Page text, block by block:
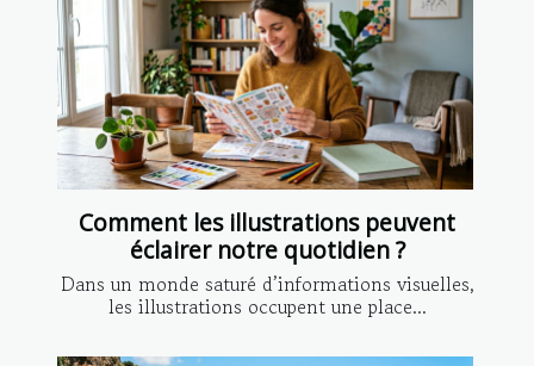
Comment les illustrations peuvent
éclairer notre quotidien ?
Dans un monde saturé d’informations visuelles,
les illustrations occupent une place...